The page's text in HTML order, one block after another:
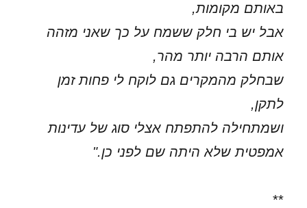
באותם מקומות,
אבל יש בי חלק ששמח על כך שאני מזהה
אותם הרבה יותר מהר,
שבחלק מהמקרים גם לוקח לי פחות זמן
לתקן,
ושמתחילה להתפתח אצלי סוג של עדינות
אמפטית שלא היתה שם לפני כן."
**